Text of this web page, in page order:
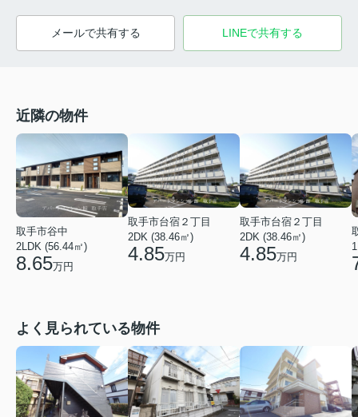
メールで共有する LINEで共有する
近隣の物件
取手市谷中
2LDK (56.44㎡)
8.65万円
取手市台宿２丁目
2DK (38.46㎡)
4.85万円
取手市台宿２丁目
2DK (38.46㎡)
4.85万円
よく見られている物件